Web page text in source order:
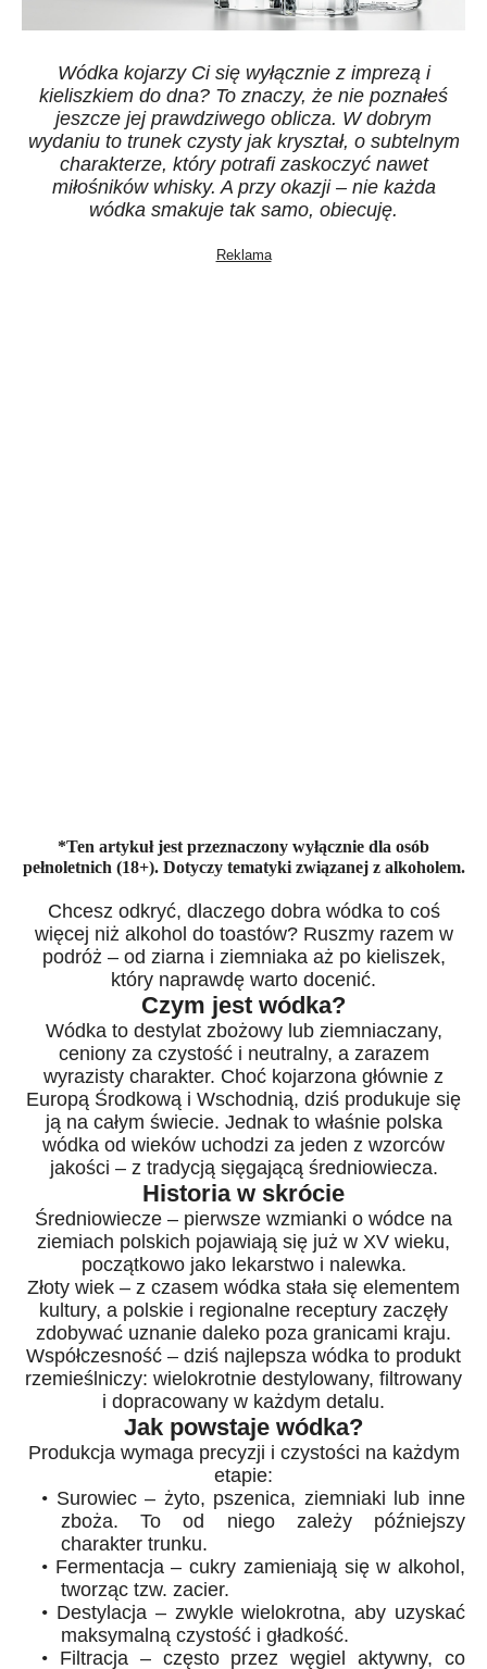
Wódka kojarzy Ci się wyłącznie z imprezą i
kieliszkiem do dna? To znaczy, że nie poznałeś
jeszcze jej prawdziwego oblicza. W dobrym
wydaniu to trunek czysty jak kryształ, o subtelnym
charakterze, który potrafi zaskoczyć nawet
miłośników whisky. A przy okazji – nie każda
wódka smakuje tak samo, obiecuję.
*Ten artykuł jest przeznaczony wyłącznie dla osób
pełnoletnich (18+). Dotyczy tematyki związanej z alkoholem.
Chcesz odkryć, dlaczego dobra wódka to coś
więcej niż alkohol do toastów? Ruszmy razem w
podróż – od ziarna i ziemniaka aż po kieliszek,
który naprawdę warto docenić.
Czym jest wódka?
Wódka to destylat zbożowy lub ziemniaczany,
ceniony za czystość i neutralny, a zarazem
wyrazisty charakter. Choć kojarzona głównie z
Europą Środkową i Wschodnią, dziś produkuje się
ją na całym świecie. Jednak to właśnie polska
wódka od wieków uchodzi za jeden z wzorców
jakości – z tradycją sięgającą średniowiecza.
Historia w skrócie
Średniowiecze – pierwsze wzmianki o wódce na
ziemiach polskich pojawiają się już w XV wieku,
początkowo jako lekarstwo i nalewka.
Złoty wiek – z czasem wódka stała się elementem
kultury, a polskie i regionalne receptury zaczęły
zdobywać uznanie daleko poza granicami kraju.
Współczesność – dziś najlepsza wódka to produkt
rzemieślniczy: wielokrotnie destylowany, filtrowany
i dopracowany w każdym detalu.
Jak powstaje wódka?
Produkcja wymaga precyzji i czystości na każdym
etapie:
• Surowiec – żyto, pszenica, ziemniaki lub inne
zboża. To od niego zależy późniejszy
charakter trunku.
• Fermentacja – cukry zamieniają się w alkohol,
tworząc tzw. zacier.
• Destylacja – zwykle wielokrotna, aby uzyskać
maksymalną czystość i gładkość.
• Filtracja – często przez węgiel aktywny, co